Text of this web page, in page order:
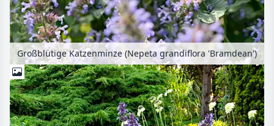
Großblütige Katzenminze (Nepeta grandiflora 'Bramdean')